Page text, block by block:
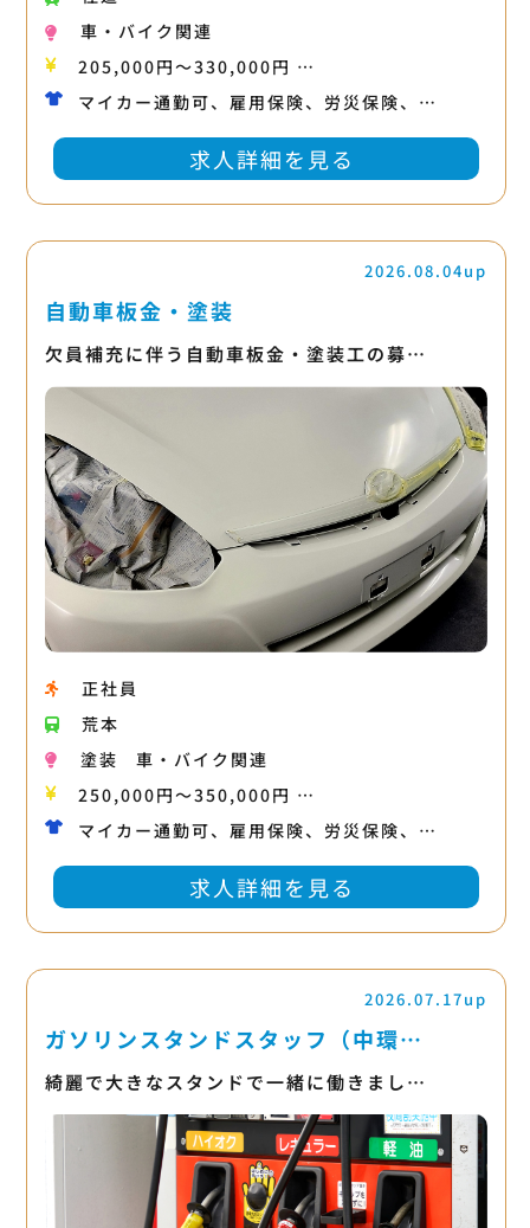
車・バイク関連
205,000円〜330,000円 …
マイカー通勤可、雇用保険、労災保険、…
求人詳細を見る
2026.08.04up
自動車板金・塗装
欠員補充に伴う自動車板金・塗装工の募…
正社員
荒本
塗装
車・バイク関連
250,000円〜350,000円 …
マイカー通勤可、雇用保険、労災保険、…
求人詳細を見る
2026.07.17up
ガソリンスタンドスタッフ（中環…
綺麗で大きなスタンドで一緒に働きまし…